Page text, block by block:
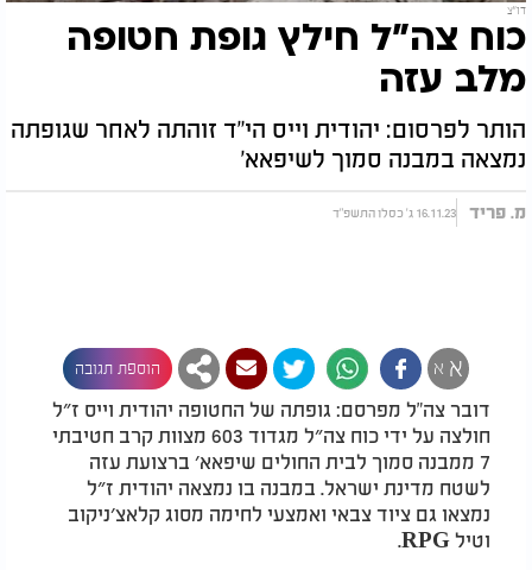
דו"צ
כוח צה"ל חילץ גופת חטופה
מלב עזה
הותר לפרסום: יהודית וייס הי"ד זוהתה לאחר שגופתה
נמצאה במבנה סמוך לשיפאא'
מ. פריד 16.11.23 ג' כסלו התשפ"ד
א א הוספת תגובה
דובר צה"ל מפרסם: גופתה של החטופה יהודית וייס ז״ל
חולצה על ידי כוח צה״ל מגדוד 603 מצוות קרב חטיבתי
7 ממבנה סמוך לבית החולים שיפאא׳ ברצועת עזה
לשטח מדינת ישראל. במבנה בו נמצאה יהודית ז״ל
נמצאו גם ציוד צבאי ואמצעי לחימה מסוג קלאצ׳ניקוב
וטיל RPG.